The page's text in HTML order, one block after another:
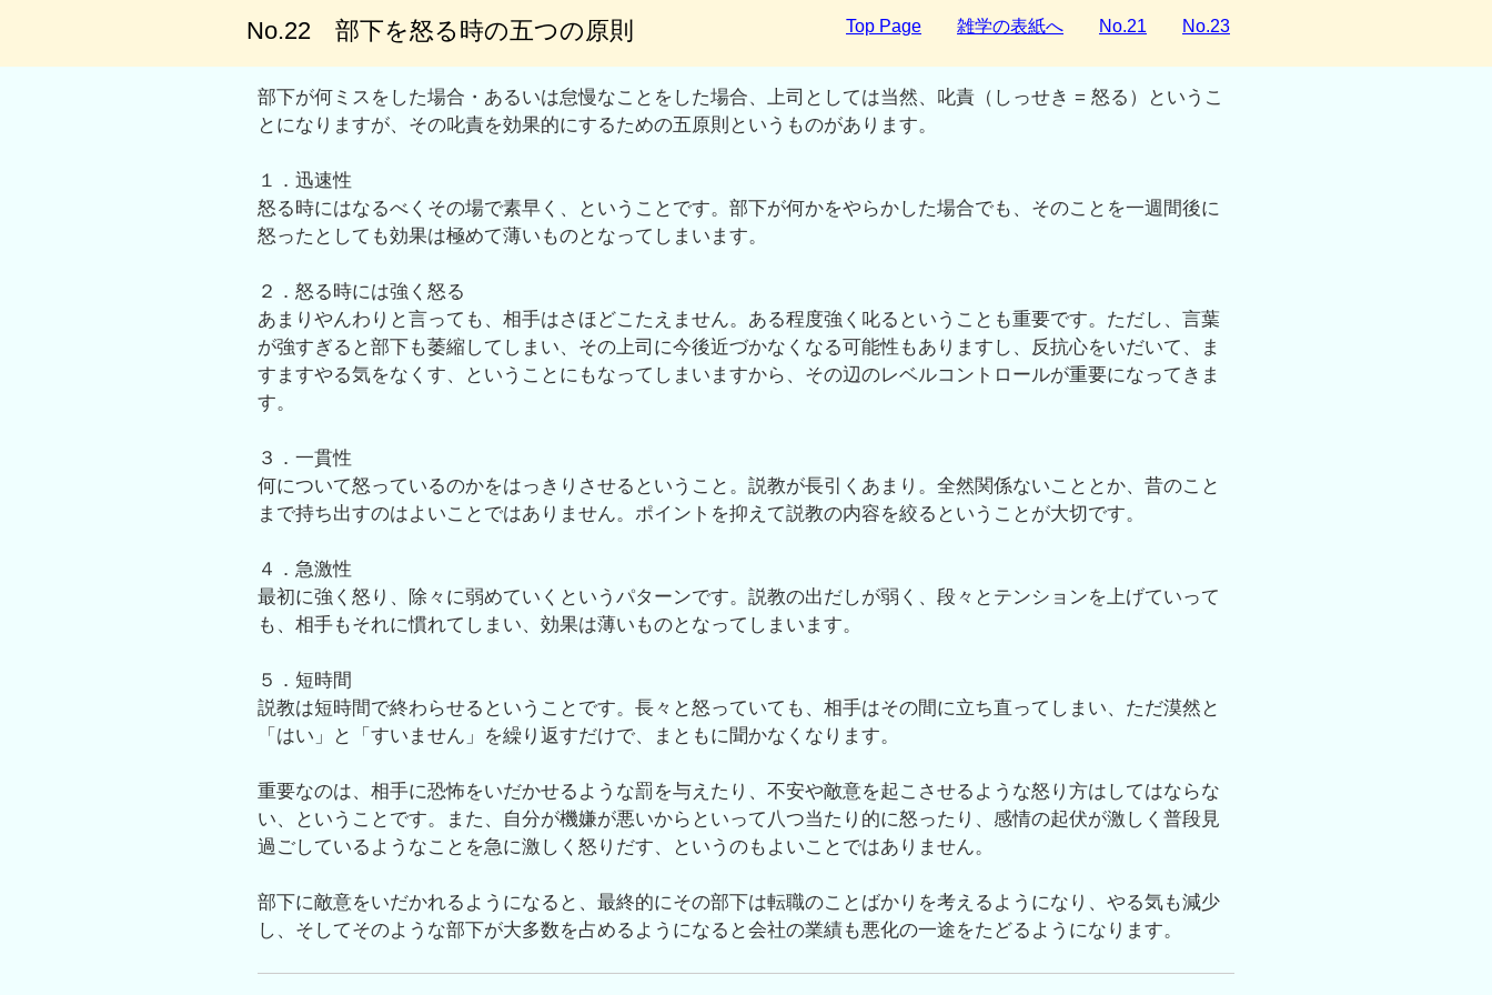
No.22 部下を怒る時の五つの原則 Top Page 雑学の表紙へ No.21 No.23
部下が何ミスをした場合・あるいは怠慢なことをした場合、上司としては当然、叱責（しっせき = 怒る）というこ
とになりますが、その叱責を効果的にするための五原則というものがあります。
１．迅速性
怒る時にはなるべくその場で素早く、ということです。部下が何かをやらかした場合でも、そのことを一週間後に
怒ったとしても効果は極めて薄いものとなってしまいます。
２．怒る時には強く怒る
あまりやんわりと言っても、相手はさほどこたえません。ある程度強く叱るということも重要です。ただし、言葉
が強すぎると部下も萎縮してしまい、その上司に今後近づかなくなる可能性もありますし、反抗心をいだいて、ま
すますやる気をなくす、ということにもなってしまいますから、その辺のレベルコントロールが重要になってきま
す。
３．一貫性
何について怒っているのかをはっきりさせるということ。説教が長引くあまり。全然関係ないこととか、昔のこと
まで持ち出すのはよいことではありません。ポイントを抑えて説教の内容を絞るということが大切です。
４．急激性
最初に強く怒り、除々に弱めていくというパターンです。説教の出だしが弱く、段々とテンションを上げていって
も、相手もそれに慣れてしまい、効果は薄いものとなってしまいます。
５．短時間
説教は短時間で終わらせるということです。長々と怒っていても、相手はその間に立ち直ってしまい、ただ漠然と
「はい」と「すいません」を繰り返すだけで、まともに聞かなくなります。
重要なのは、相手に恐怖をいだかせるような罰を与えたり、不安や敵意を起こさせるような怒り方はしてはならな
い、ということです。また、自分が機嫌が悪いからといって八つ当たり的に怒ったり、感情の起伏が激しく普段見
過ごしているようなことを急に激しく怒りだす、というのもよいことではありません。
部下に敵意をいだかれるようになると、最終的にその部下は転職のことばかりを考えるようになり、やる気も減少
し、そしてそのような部下が大多数を占めるようになると会社の業績も悪化の一途をたどるようになります。